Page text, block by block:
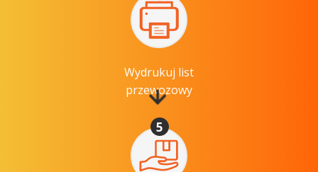
Wydrukuj list
przewozowy
5